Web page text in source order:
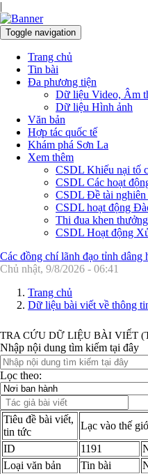
|
Toggle navigation
Trang chủ
Tin bài
Đa phương tiện
Dữ liệu Video, Âm
Dữ liệu Hình ảnh
Văn bản
Hợp tác quốc tế
Khám phá Sơn La
Xem thêm
CSDL Khiếu nại tố
CSDL Các hoạt
CSDL Đề tài nghiên
CSDL hoạt động
Thi đua khen thưởng
CSDL Hoạt động
Các đồng chí lãnh đạo tỉnh
Chủ nhật, 9/8/2026 - 06:41
Trang chủ
Dữ liệu bài viết về thông
TRA CỨU DỮ LIỆU BÀI VIẾT
Nhập nội dung tìm kiếm tại đây
Lọc theo:
Tiêu đề bài viết,
tin tức
Lạc vào thế
ID
1191
Loại văn bản
Tin bài